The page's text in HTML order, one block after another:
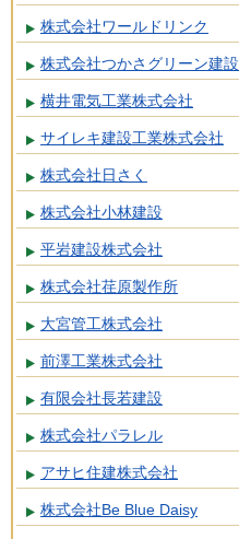
株式会社ワールドリンク
株式会社つかさグリーン建設
横井電気工業株式会社
サイレキ建設工業株式会社
株式会社日さく
株式会社小林建設
平岩建設株式会社
株式会社荏原製作所
大宮管工株式会社
前澤工業株式会社
有限会社長若建設
株式会社パラレル
アサヒ住建株式会社
株式会社Be Blue Daisy